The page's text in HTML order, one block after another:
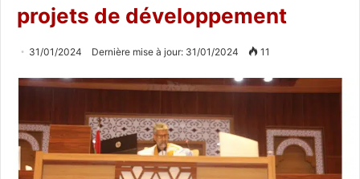
projets de développement
31/01/2024 Dernière mise à jour: 31/01/2024 11